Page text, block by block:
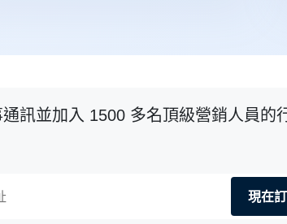
訊並加入 1500 多名頂級營銷人員的
現在